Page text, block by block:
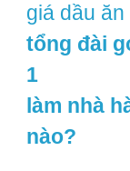
giá dầu
tổng đài
1
làm nhà
nào?